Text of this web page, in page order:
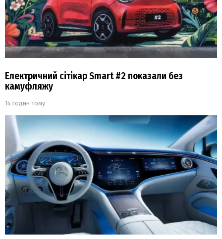
Електричний сітікар Smart #2 показали без
камуфляжу
14 годин тому